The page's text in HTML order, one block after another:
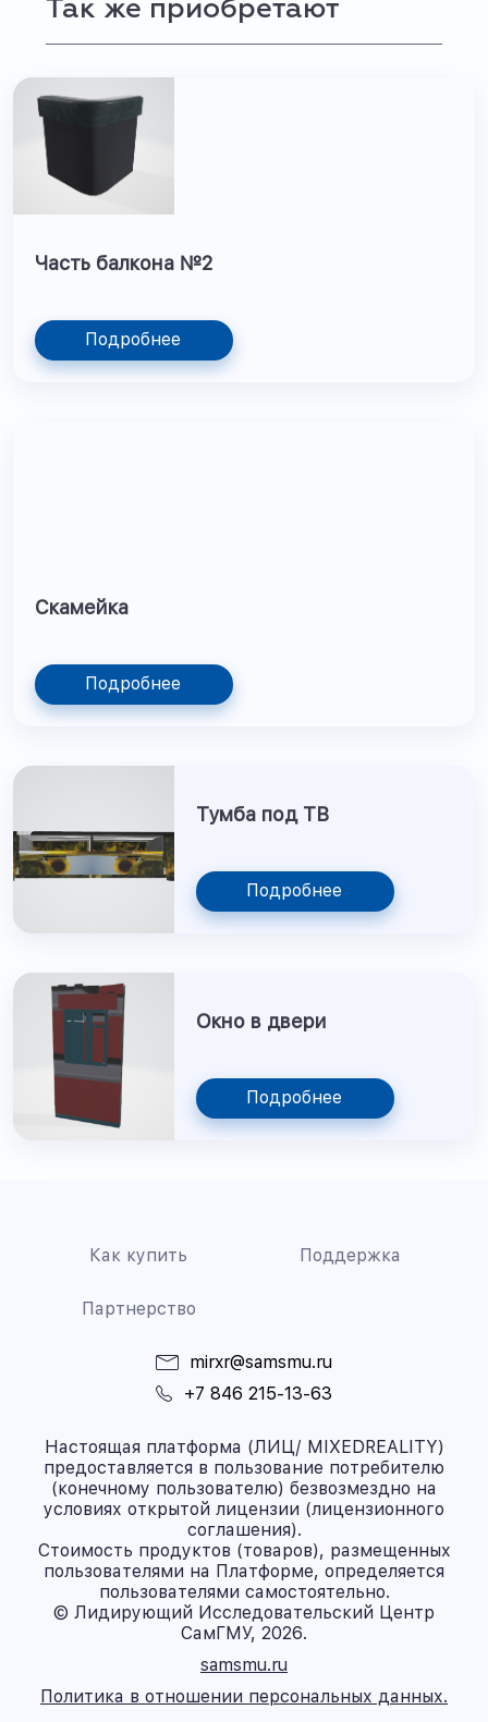
Так же приобретают
Часть балкона №2
Подробнее
Скамейка
Подробнее
Тумба под ТВ
Подробнее
Окно в двери
Подробнее
Как купить Поддержка
Партнерство
mirxr@samsmu.ru
+7 846 215-13-63
Настоящая платформа (ЛИЦ/ MIXEDREALITY)
предоставляется в пользование потребителю
(конечному пользователю) безвозмездно на
условиях открытой лицензии (лицензионного
соглашения).
Стоимость продуктов (товаров), размещенных
пользователями на Платформе, определяется
пользователями самостоятельно.
© Лидирующий Исследовательский Центр
СамГМУ, 2026.
samsmu.ru
Политика в отношении персональных данных.